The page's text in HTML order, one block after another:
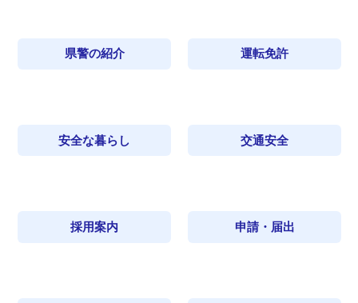
県警の紹介 運転免許
安全な暮らし 交通安全
採用案内 申請・届出